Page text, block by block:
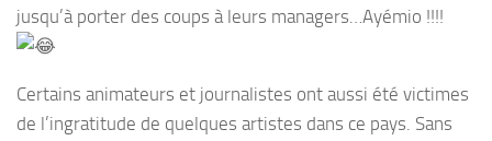
jusqu’à porter des coups à leurs managers…Ayémio !!!!
Certains animateurs et journalistes ont aussi été victimes
de l’ingratitude de quelques artistes dans ce pays. Sans